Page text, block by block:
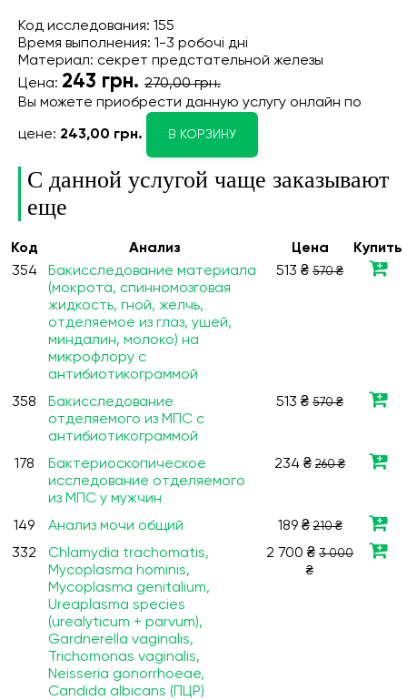
Код исследования: 155
Время выполнения: 1-3 робочі дні
Материал: секрет предстательной железы
Цена: 243 грн. 270,00 грн.
Вы можете приобрести данную услугу онлайн по
цене: 243,00 грн. В КОРЗИНУ
С данной услугой чаще заказывают
еще
Код Анализ Цена
Купить
354
Бакисследование материала
(мокрота, спинномозговая
жидкость, гной, желчь,
отделяемое из глаз, ушей,
миндалин, молоко) на
микрофлору с
антибиотикограммой
513 ₴ 570 ₴
358
Бакисследование
отделяемого из МПС с
антибиотикограммой
513 ₴ 570 ₴
178
Бактериоскопическое
исследование отделяемого
из МПС у мужчин
234 ₴ 260 ₴
149 Анализ мочи общий 189 ₴210 ₴
332
Chlamydia trachomatis,
Мycoplasma hominis,
Мycoplasma genitalium,
Ureaplasma species
(urealyticum + parvum),
Gardnerella vaginalis,
Trichomonas vaginalis,
Neisseria gonorrhoeae,
Candida albicans (ПЦР)
2 700 ₴ 3 000
₴